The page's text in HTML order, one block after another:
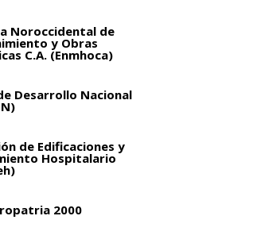
Noroccidental de
y Obras
C.A. (Enmhoca)
Desarrollo Nacional
de Edificaciones y
Hospitalario
2000